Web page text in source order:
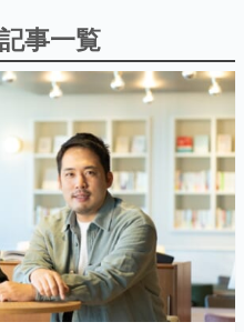
カルチャーに与えた影響を探る企
産業史
における主要なトピック・タイト
者へのインタビューや識者による
史が一望できる決定版！
ームクリエイターの青春〜
』等で知られるマンガ家・田中圭
界レポートマンガです。
白い？
氏がゲームの魅力を画面や操作の
かしていく、硬派で骨太な評論連載
事一覧